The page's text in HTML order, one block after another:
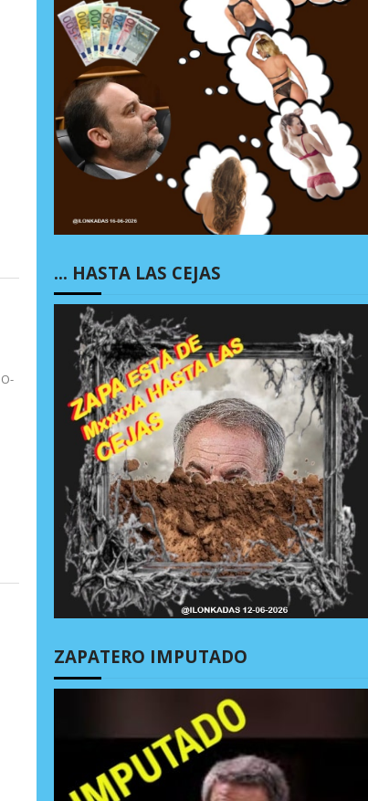
… HASTA LAS CEJAS
ZAPATERO IMPUTADO